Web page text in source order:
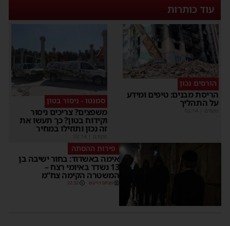
עוד כותרות
הורסים נכון
הריסת מבנים: טיפים ומידע
על התהליך
מקודם
סמנטו - ניסור בטון
משפצים? צריכים ניסור
וקידוח בטון? כך תעשו את
זה נכון ותוזילו במחיר
מקודם
פירות ההסתה
אימה באשדוד: בחור ישיבה בן
13 נשדד באיומי רצח –
המשטרה הקימה צח”מ
מנחם דויטש 22:32